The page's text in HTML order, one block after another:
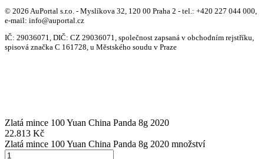
© 2026 AuPortal s.r.o. - Myslíkova 32, 120 00 Praha 2 - tel.: +420 227 044 000,
e-mail: info@auportal.cz
IČ: 29036071, DIČ: CZ 29036071, společnost zapsaná v obchodním rejstříku,
spisová značka C 161728, u Městského soudu v Praze
Zlatá mince 100 Yuan China Panda 8g 2020
22.813 Kč
Zlatá mince 100 Yuan China Panda 8g 2020 množství